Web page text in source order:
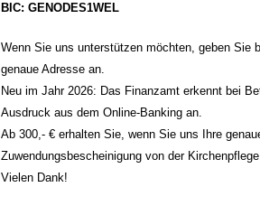
BIC: GENODES1WEL
Wenn Sie uns unterstützen möchten, geben Sie
genaue Adresse an.
Neu im Jahr 2026: Das Finanzamt erkennt bei
Ausdruck aus dem Online-Banking an.
Ab 300,- € erhalten Sie, wenn Sie uns Ihre
Zuwendungsbescheinigung von der
Vielen Dank!